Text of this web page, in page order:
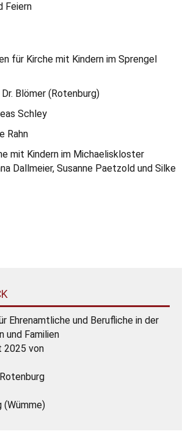
Feiern
für Kirche mit Kindern im Sprengel
Blömer (Rotenburg)
Schley
Rahn
mit Kindern im Michaeliskloster
Dallmeier, Susanne Paetzold und Silke
Ehrenamtliche und Berufliche in der
und Familien
2025 von
(Wümme)